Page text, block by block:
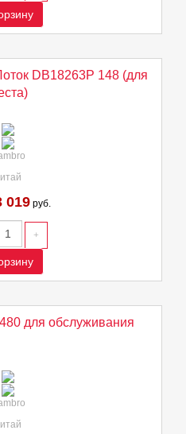
DB18263P 148 (для
019руб.
для обслуживания